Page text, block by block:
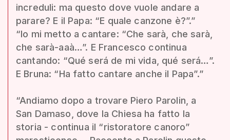
increduli: ma questo dove vuole andare a
parare? E il Papa: “E quale canzone è?”.”
“Io mi metto a cantare: “Che sarà, che sarà,
che sarà-aaà…”. E Francesco continua
cantando: “Qué será de mi vida, qué será…”.
E Bruna: “Ha fatto cantare anche il Papa”.”
“Andiamo dopo a trovare Piero Parolin, a
San Damaso, dove la Chiesa ha fatto la
storia - continua il “ristoratore canoro”